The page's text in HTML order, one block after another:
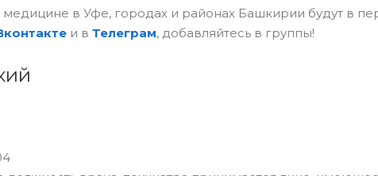
в Уфе, городах и районах Башкирии будут в
и в Телеграм, добавляйтесь в группы!